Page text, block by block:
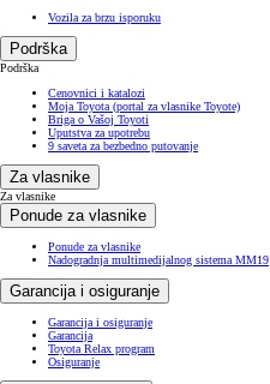
Vozila za brzu isporuku
Podrška
Podrška
Cenovnici i katalozi
Moja Toyota (portal za vlasnike Toyote)
Briga o Vašoj Toyoti
Uputstva za upotrebu
9 saveta za bezbedno putovanje
Za vlasnike
Za vlasnike
Ponude za vlasnike
Ponude za vlasnike
Nadogradnja multimedijalnog sistema MM19
Garancija i osiguranje
Garancija i osiguranje
Garancija
Toyota Relax program
Osiguranje